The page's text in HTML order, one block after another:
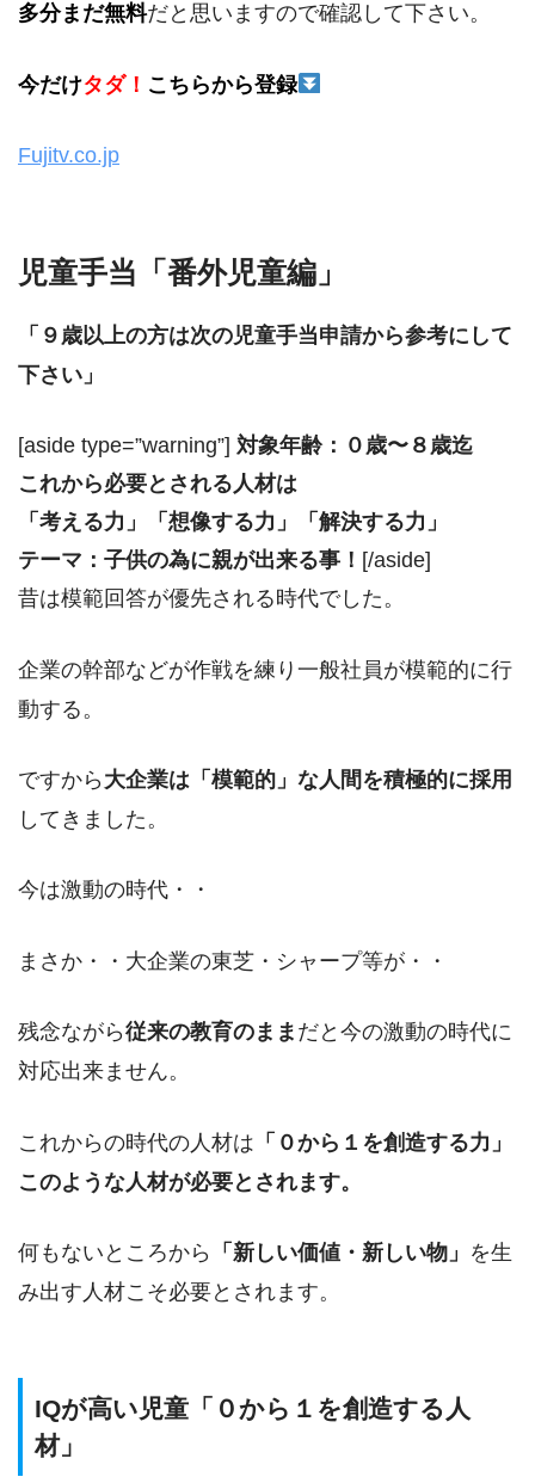
多分まだ無料だと思いますので確認して下さい。
今だけタダ！ こちらから登録
Fujitv.co.jp
児童手当「番外児童編」
「９歳以上の方は次の児童手当申請から参考にして
下さい」
[aside type=”warning”] 対象年齢：０歳〜８歳迄
これから必要とされる人材は
「考える力」「想像する力」「解決する力」
テーマ：子供の為に親が出来る事！ [/aside]
昔は模範回答が優先される時代でした。
企業の幹部などが作戦を練り一般社員が模範的に行
動する。
ですから 大企業は「模範的」な人間を積極的に採用
してきました。
今は激動の時代・・
まさか・・大企業の東芝・シャープ等が・・
残念ながら従来の教育のまま だと今の激動の時代に
対応出来ません。
これからの時代の人材は 「０から１を創造する力」
このような人材が必要とされます。
何もないところから 「新しい価値・新しい物」 を生
み出す人材こそ必要とされます。
IQが高い児童「０から１を創造する人
材」